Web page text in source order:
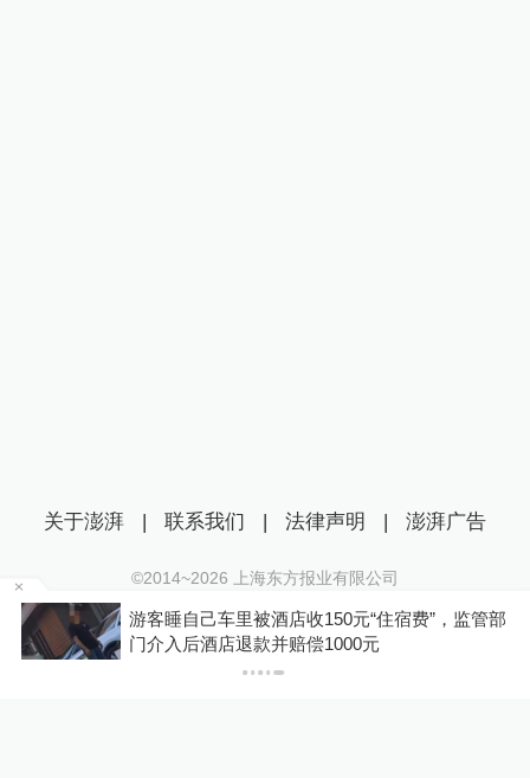
游客睡自己车里被酒店收150元“住宿费”，监管部
门介入后酒店退款并赔偿1000元
关于澎湃 | 联系我们 | 法律声明 | 澎湃广告
©2014~2026 上海东方报业有限公司
沪ICP证：沪B2-20170116 | 沪ICP备14003370号
互联网新闻信息服务许可证：31120170006
沪公网安备 31010602000299号